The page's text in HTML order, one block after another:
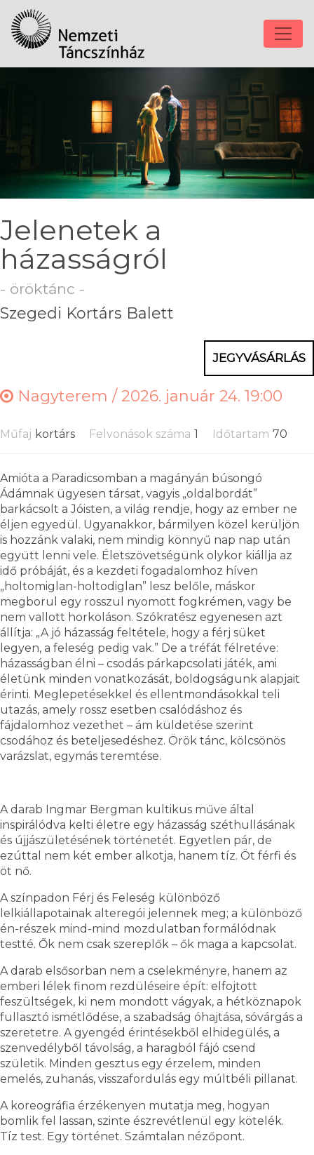
Jelenetek a
házasságról
- öröktánc -
Szegedi Kortárs Balett
JEGYVÁSÁRLÁS
Nagyterem /2026. január 24. 19:00
Műfaj kortárs Felvonások száma 1 Időtartam 70
Amióta a Paradicsomban a magányán búsongó
Ádámnak ügyesen társat, vagyis „oldalbordát”
barkácsolt a Jóisten, a világ rendje, hogy az ember ne
éljen egyedül. Ugyanakkor, bármilyen közel kerüljön
is hozzánk valaki, nem mindig könnyű nap nap után
együtt lenni vele. Életszövetségünk olykor kiállja az
idő próbáját, és a kezdeti fogadalomhoz híven
„holtomiglan-holtodiglan” lesz belőle, máskor
megborul egy rosszul nyomott fogkrémen, vagy be
nem vallott horkoláson. Szókratész egyenesen azt
állítja: „A jó házasság feltétele, hogy a férj süket
legyen, a feleség pedig vak.” De a tréfát félretéve:
házasságban élni – csodás párkapcsolati játék, ami
életünk minden vonatkozását, boldogságunk alapjait
érinti. Meglepetésekkel és ellentmondásokkal teli
utazás, amely rossz esetben csalódáshoz és
fájdalomhoz vezethet – ám küldetése szerint
csodához és beteljesedéshez. Örök tánc, kölcsönös
varázslat, egymás teremtése.
A darab Ingmar Bergman kultikus műve által
inspirálódva kelti életre egy házasság széthullásának
és újjászületésének történetét. Egyetlen pár, de
ezúttal nem két ember alkotja, hanem tíz. Öt férfi és
öt nő.
A színpadon Férj és Feleség különböző
lelkiállapotainak alteregói jelennek meg; a különböző
én-részek mind-mind mozdulatban formálódnak
testté. Ők nem csak szereplők – ők maga a kapcsolat.
A darab elsősorban nem a cselekményre, hanem az
emberi lélek finom rezdüléseire épít: elfojtott
feszültségek, ki nem mondott vágyak, a hétköznapok
fullasztó ismétlődése, a szabadság óhajtása, sóvárgás a
szeretetre. A gyengéd érintésekből elhidegülés, a
szenvedélyből távolság, a haragból fájó csend
születik. Minden gesztus egy érzelem, minden
emelés, zuhanás, visszafordulás egy múltbéli pillanat.
A koreográfia érzékenyen mutatja meg, hogyan
bomlik fel lassan, szinte észrevétlenül egy kötelék.
Tíz test. Egy történet. Számtalan nézőpont.